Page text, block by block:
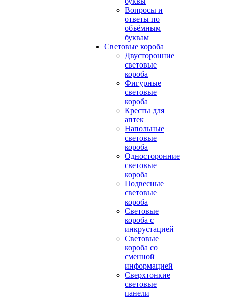
Вопросы и
ответы по
объёмным
буквам
Световые короба
Двусторонние
световые
короба
Фигурные
световые
короба
Кресты для
аптек
Напольные
световые
короба
Односторонние
световые
короба
Подвесные
световые
короба
Световые
короба с
инкрустацией
Световые
короба со
сменной
информацией
Сверхтонкие
световые
панели